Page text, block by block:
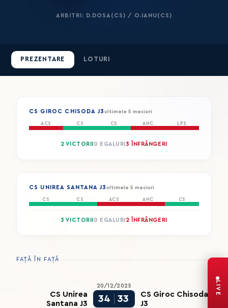
ARBITRI: D.DOSA(CS) / O.IANU(CS)
PREZENTARE LOTURI
CS GIROC CHISODA J3 ultimele 5 meciuri
ACS CS CS AHC LPS
2 VICTORII 0 EGALURI 3 ÎNFRÂNGERI
CS UNIREA SANTANA J3ultimele 5 meciuri
CS CS ACS AHC CS
3 VICTORII 0 EGALURI 2 ÎNFRÂNGERI
FAȚĂ ÎN FAȚĂ
20/12/2025
CS Unirea
Santana J3
34 33
CS Giroc Chisoda
J3
LIVE